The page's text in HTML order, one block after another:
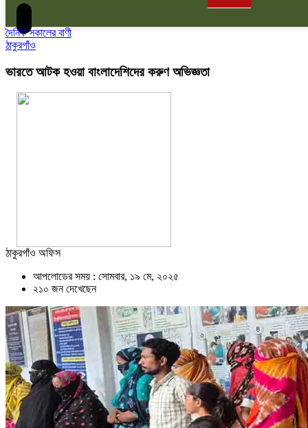
দৈনিক সকালের বাণী
ঠাকুরগাঁও
ভারতে আটক হওয়া বাংলাদেশিদের করুণ অভিজ্ঞতা
ঠাকুরগাঁও অফিস
আপলোডের সময় : সোমবার, ১৯ মে, ২০২৫
২১০ জন দেখেছেন